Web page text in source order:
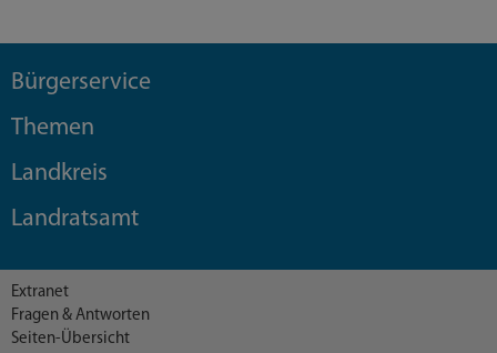
Bürgerservice
Themen
Landkreis
Landratsamt
Extranet
Fragen & Antworten
Seiten-Übersicht